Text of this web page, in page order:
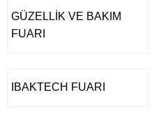
GÜZELLİK VE BAKIM
FUARI
IBAKTECH FUARI